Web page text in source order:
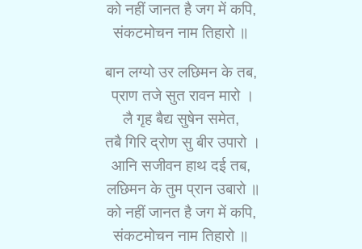
को नहीं जानत है जग में कपि,
संकटमोचन नाम तिहारो ॥
बान लग्यो उर लछिमन के तब,
प्राण तजे सुत रावन मारो ।
लै गृह बैद्य सुषेन समेत,
तबै गिरि द्रोण सु बीर उपारो ।
आनि सजीवन हाथ दई तब,
लछिमन के तुम प्रान उबारो ॥
को नहीं जानत है जग में कपि,
संकटमोचन नाम तिहारो ॥